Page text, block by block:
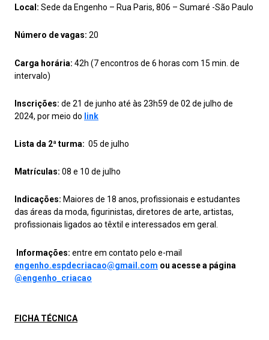
Local: Sede da Engenho – Rua Paris, 806 – Sumaré -São Paulo
Número de vagas: 20
Carga horária: 42h (7 encontros de 6 horas com 15 min. de
intervalo)
Inscrições: de 21 de junho até às 23h59 de 02 de julho de
2024, por meio do link
Lista da 2ª turma: 05 de julho
Matrículas: 08 e 10 de julho
Indicações: Maiores de 18 anos, profissionais e estudantes
das áreas da moda, figurinistas, diretores de arte, artistas,
profissionais ligados ao têxtil e interessados em geral.
Informações: entre em contato pelo e-mail
engenho.espdecriacao@gmail.com ou acesse a página
@engenho_criacao
FICHA TÉCNICA